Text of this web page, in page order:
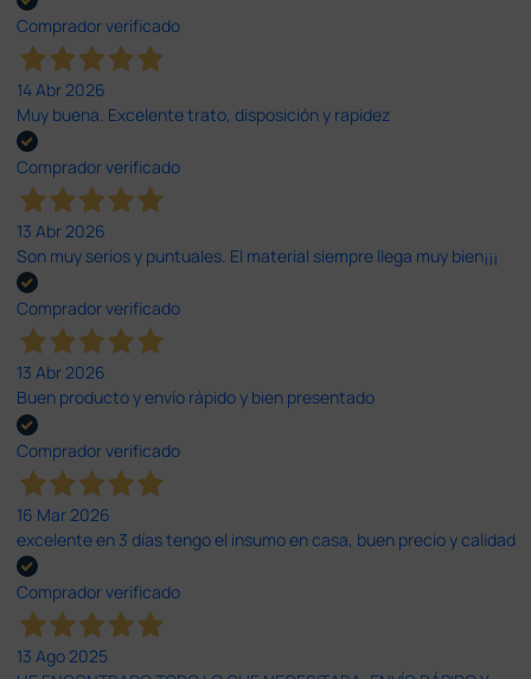
Comprador verificado
14 Abr 2026
Muy buena. Excelente trato, disposición y rapidez
Comprador verificado
13 Abr 2026
Son muy serios y puntuales. El material siempre llega muy bien¡¡¡
Comprador verificado
13 Abr 2026
Buen producto y envío rápido y bien presentado
Comprador verificado
16 Mar 2026
excelente en 3 días tengo el insumo en casa, buen precio y calidad
Comprador verificado
13 Ago 2025